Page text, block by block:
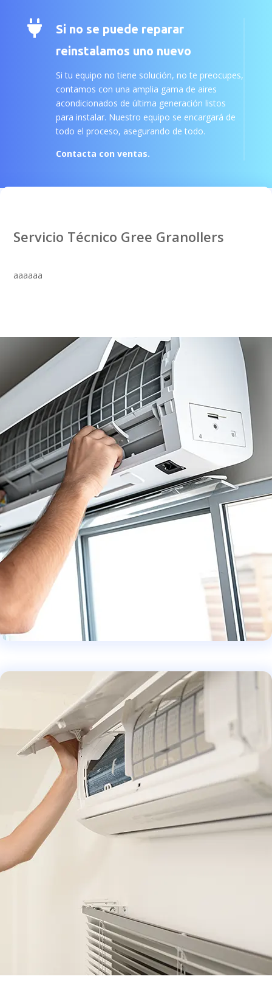

Si no se puede reparar
reinstalamos uno nuevo
Si tu equipo no tiene solución, no te preocupes,
contamos con una amplia gama de aires
acondicionados de última generación listos
para instalar. Nuestro equipo se encargará de
todo el proceso, asegurando de todo.
Contacta con ventas.
Servicio Técnico Gree Granollers
aaaaaa